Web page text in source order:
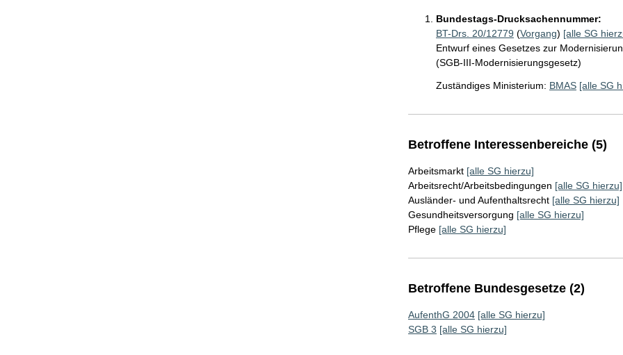
Bundestags-Drucksachennummer:
BT-Drs. 20/12779 (Vorgang) [alle SG
Entwurf eines Gesetzes zur
(SGB-III-Modernisierungsgesetz)
Zuständiges Ministerium: BMAS [alle SG
Betroffene Interessenbereiche (5)
Arbeitsmarkt [alle SG hierzu]
Arbeitsrecht/Arbeitsbedingungen [alle SG hierzu]
Ausländer- und Aufenthaltsrecht [alle SG hierzu]
Gesundheitsversorgung [alle SG hierzu]
Pflege [alle SG hierzu]
Betroffene Bundesgesetze (2)
AufenthG 2004 [alle SG hierzu]
SGB 3 [alle SG hierzu]